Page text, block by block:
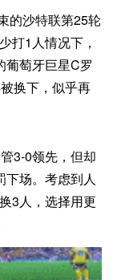
沙特联第25轮
打1人情况下，
葡萄牙巨星C罗
换下，似乎再
3-0领先，但却
下场。考虑到人
3人，选择用更